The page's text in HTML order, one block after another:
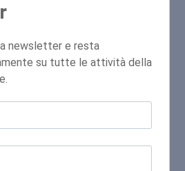
newsletter e resta
su tutte le attività della